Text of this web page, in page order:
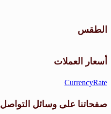
الطقس
أسعار العملات
CurrencyRate
صفحاتنا على وسائل التواصل